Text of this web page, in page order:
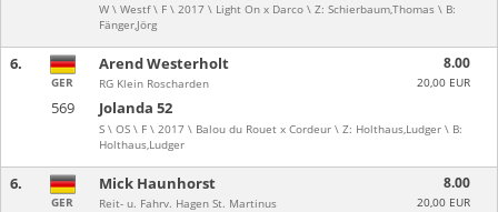
W \ Westf \ F \ 2017 \ Light On x Darco \ Z: Schierbaum,Thomas \ B:
Fänger,Jörg
6.
569 Jolanda 52
S \ OS \ F \ 2017 \ Balou du Rouet x Cordeur \ Z: Holthaus,Ludger \ B:
Holthaus,Ludger
GER
Arend Westerholt
RG Klein Roscharden
8.00
20,00 EUR
6.
GER
Mick Haunhorst
Reit- u. Fahrv. Hagen St. Martinus
8.00
20,00 EUR